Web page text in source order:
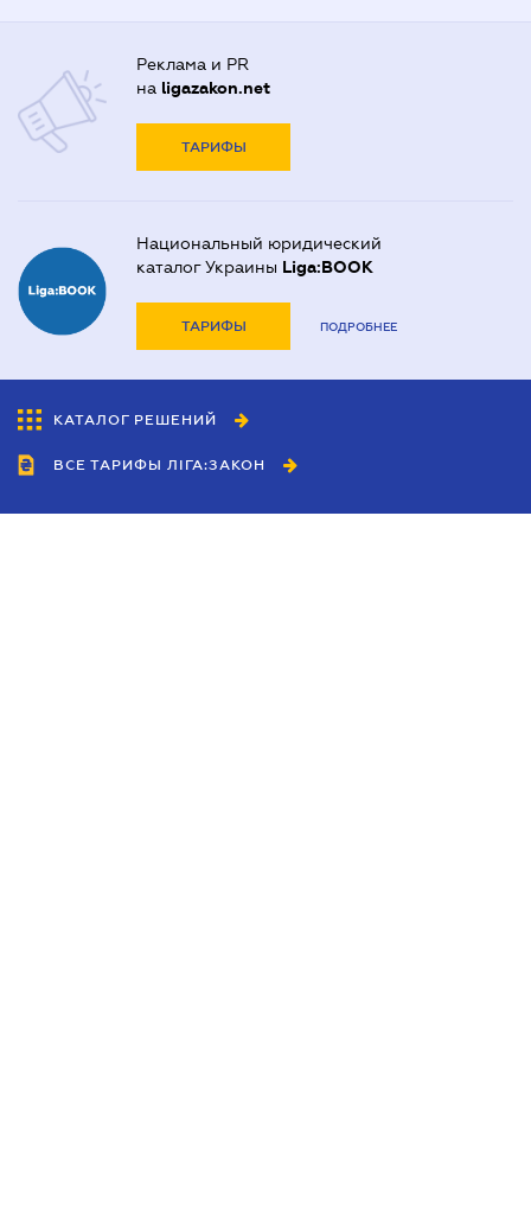
Реклама и PR
на ligazakon.net
ТАРИФЫ
Национальный юридический
каталог Украины Liga:BOOK
ТАРИФЫ ПОДРОБНЕЕ
КАТАЛОГ РЕШЕНИЙ
ВСЕ ТАРИФЫ ЛІГА:ЗАКОН